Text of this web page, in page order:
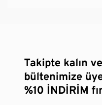
Takipte kalın
bültenimize
%10 İNDİRİM